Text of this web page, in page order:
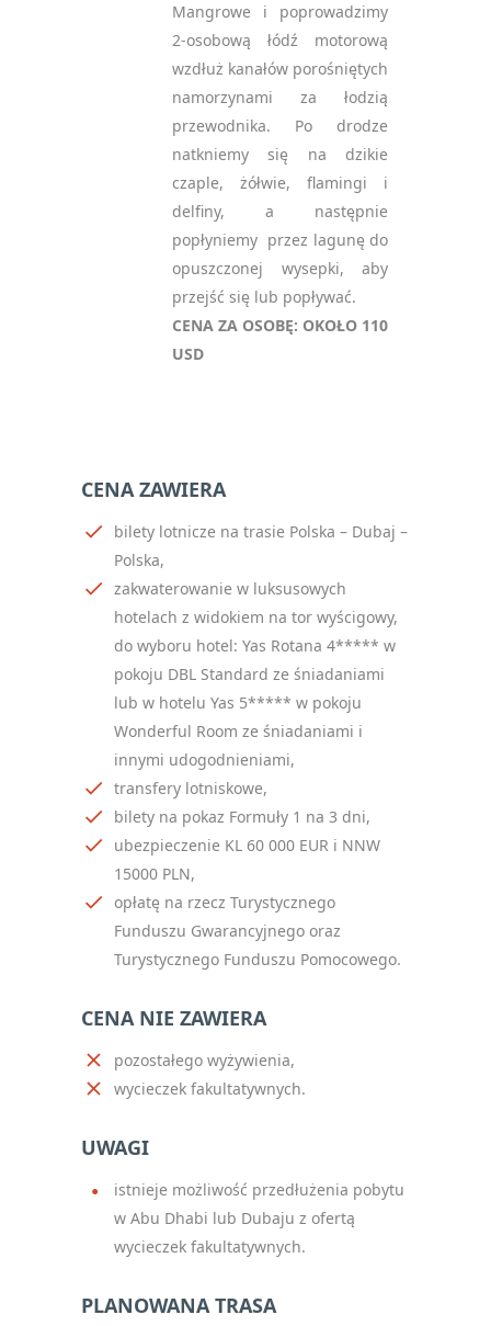
Mangrowe i poprowadzimy
2-osobową łódź motorową
wzdłuż kanałów porośniętych
namorzynami za łodzią
przewodnika. Po drodze
natkniemy się na dzikie
czaple, żółwie, flamingi i
delfiny, a następnie
popłyniemy przez lagunę do
opuszczonej wysepki, aby
przejść się lub popływać.
CENA ZA OSOBĘ: OKOŁO 110
USD
CENA ZAWIERA
bilety lotnicze na trasie Polska – Dubaj –
Polska,
zakwaterowanie w luksusowych
hotelach z widokiem na tor wyścigowy,
do wyboru hotel: Yas Rotana 4***** w
pokoju DBL Standard ze śniadaniami
lub w hotelu Yas 5***** w pokoju
Wonderful Room ze śniadaniami i
innymi udogodnieniami,
transfery lotniskowe,
bilety na pokaz Formuły 1 na 3 dni,
ubezpieczenie KL 60 000 EUR i NNW
15000 PLN,
opłatę na rzecz Turystycznego
Funduszu Gwarancyjnego oraz
Turystycznego Funduszu Pomocowego.
CENA NIE ZAWIERA
pozostałego wyżywienia,
wycieczek fakultatywnych.
UWAGI
istnieje możliwość przedłużenia pobytu
w Abu Dhabi lub Dubaju z ofertą
wycieczek fakultatywnych.
PLANOWANA TRASA